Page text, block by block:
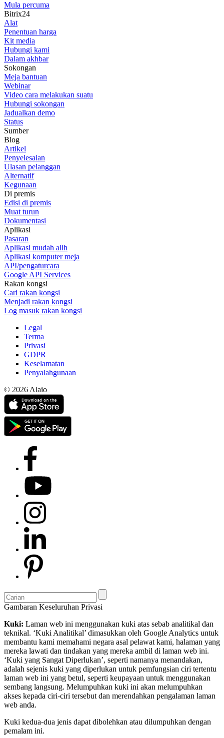
Mula percuma
Bitrix24
Alat
Penentuan harga
Kit media
Hubungi kami
Dalam akhbar
Sokongan
Meja bantuan
Webinar
Video cara melakukan suatu
Hubungi sokongan
Jadualkan demo
Status
Sumber
Blog
Artikel
Penyelesaian
Ulasan pelanggan
Alternatif
Kegunaan
Di premis
Edisi di premis
Muat turun
Dokumentasi
Aplikasi
Pasaran
Aplikasi mudah alih
Aplikasi komputer meja
API/pengaturcara
Google API Services
Rakan kongsi
Cari rakan kongsi
Menjadi rakan kongsi
Log masuk rakan kongsi
Legal
Terma
Privasi
GDPR
Keselamatan
Penyalahgunaan
© 2026 Alaio
Gambaran Keseluruhan Privasi
Kuki: Laman web ini menggunakan kuki atas sebab analitikal dan
teknikal. ‘Kuki Analitikal’ dimasukkan oleh Google Analytics untuk
membantu kami memahami negara asal pelawat kami, halaman yang
mereka lawati dan tindakan yang mereka ambil di laman web ini.
‘Kuki yang Sangat Diperlukan’, seperti namanya menandakan,
adalah sejenis kuki yang diperlukan untuk pemfungsian ciri tertentu
laman web ini yang betul, seperti keupayaan untuk menggunakan
sembang langsung. Melumpuhkan kuki ini akan melumpuhkan
akses kepada ciri-ciri tersebut dan merendahkan pengalaman laman
web anda.
Kuki kedua-dua jenis dapat dibolehkan atau dilumpuhkan dengan
pemalam ini.